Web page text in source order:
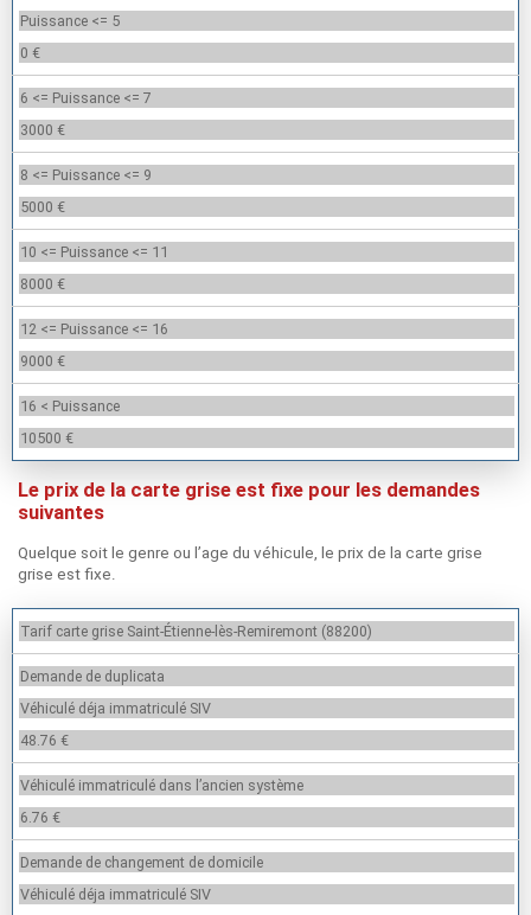
Puissance <= 5
0 €
6 <= Puissance <= 7
3000 €
8 <= Puissance <= 9
5000 €
10 <= Puissance <= 11
8000 €
12 <= Puissance <= 16
9000 €
16 < Puissance
10500 €
Le prix de la carte grise est fixe pour les demandes
suivantes
Quelque soit le genre ou l’age du véhicule, le prix de la carte grise
grise est fixe.
Tarif carte grise Saint-Étienne-lès-Remiremont (88200)
Demande de duplicata
Véhiculé déja immatriculé SIV
48.76 €
Véhiculé immatriculé dans l’ancien système
6.76 €
Demande de changement de domicile
Véhiculé déja immatriculé SIV